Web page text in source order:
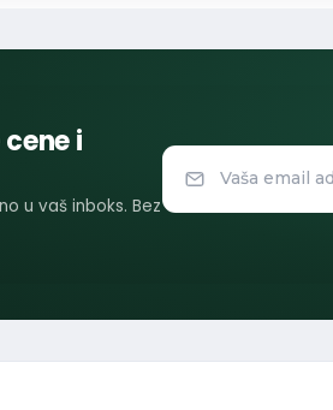
i
u vaš inboks. Bez